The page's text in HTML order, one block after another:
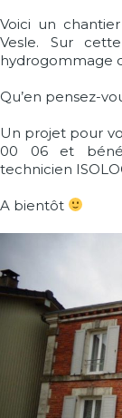
Voici un
Vesle. Sur
hydrogommage
Qu’en pensez-
Un projet pour
00 06 et
technicien
A bientôt